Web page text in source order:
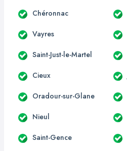
Chéronnac
Vayres
Saint-Just-le-Martel
Cieux
Oradour-sur-Glane
Nieul
Saint-Gence